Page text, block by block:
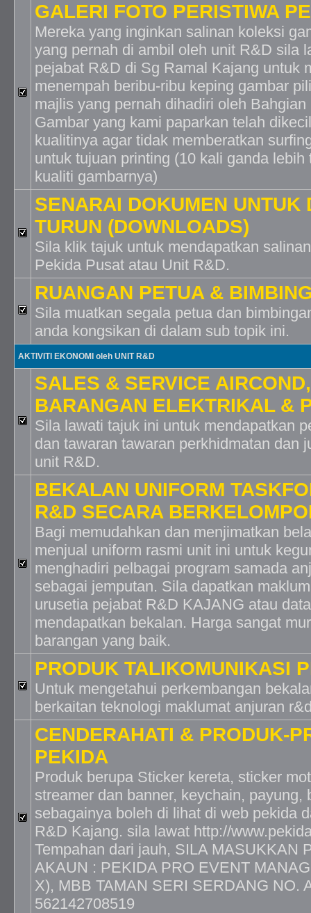
GALERI FOTO PERISTIWA
Mereka yang inginkan salinan koleksi
yang pernah di ambil oleh unit R&D sila
pejabat R&D di Sg Ramal Kajang untuk
menempah beribu-ribu keping gambar
majlis yang pernah dihadiri oleh
Gambar yang kami paparkan telah
kualitinya agar tidak memberatkan
untuk tujuan printing (10 kali ganda
kualiti gambarnya)
SENARAI DOKUMEN UNTUK
TURUN (DOWNLOADS)
Sila klik tajuk untuk mendapatkan
Pekida Pusat atau Unit R&D.
RUANGAN PETUA &
Sila muatkan segala petua dan
anda kongsikan di dalam sub topik ini.
AKTIVITI EKONOMI oleh UNIT R&D
SALES & SERVICE
BARANGAN ELEKTRIKAL &
Sila lawati tajuk ini untuk mendapatkan
dan tawaran tawaran perkhidmatan dan
unit R&D.
BEKALAN UNIFORM
R&D SECARA
Bagi memudahkan dan menjimatkan
menjual uniform rasmi unit ini untuk
menghadiri pelbagai program samada
sebagai jemputan. Sila dapatkan
urusetia pejabat R&D KAJANG atau
mendapatkan bekalan. Harga sangat
barangan yang baik.
PRODUK TALIKOMUNIKASI
Untuk mengetahui perkembangan
berkaitan teknologi maklumat anjuran
CENDERAHATI & PRODUK-
PEKIDA
Produk berupa Sticker kereta, sticker
streamer dan banner, keychain, payung,
sebagainya boleh di lihat di web pekida
R&D Kajang. sila lawat http://
Tempahan dari jauh, SILA MASUKKAN
AKAUN : PEKIDA PRO EVENT
X), MBB TAMAN SERI SERDANG NO.
562142708519